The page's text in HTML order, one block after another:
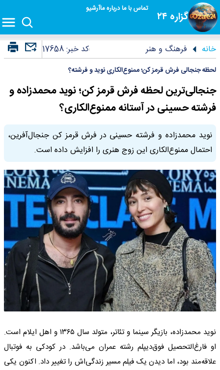
گزاره ۲۴
تماس با مادرباره ماآرشیو
خانه فرهنگ و هنر کد خبر:17658
لحظه جنجالی فرش قرمز کن؛ ممنوع‌الکاری نوید و فرشته؟
جنجالی‌ترین لحظه فرش قرمز کن؛ نوید محمدزاده و
فرشته حسینی در آستانه ممنوع‌الکاری؟
نوید محمدزاده و فرشته حسینی در فرش قرمز کن جنجال‌آفرین،
احتمال ممنوع‌الکاری این زوج هنری را افزایش داده است.
نوید محمدزاده، بازیگر سینما و تئاتر، متولد سال ۱۳۶۵ و اهل ایلام است.
او فارغ‌التحصیل فوق‌دیپلم رشته عمران می‌باشد. در کودکی به فوتبال
علاقه‌مند بود، اما دیدن یک فیلم مسیر زندگی‌اش را تغییر داد. اکنون یکی